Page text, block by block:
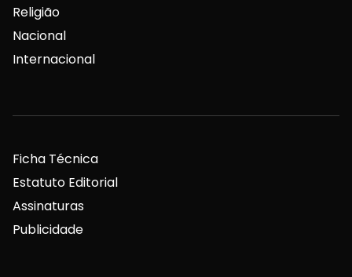
Religião
Nacional
Internacional
Ficha Técnica
Estatuto Editorial
Assinaturas
Publicidade